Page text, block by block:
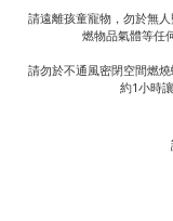
請遠離孩童寵物，勿於無
燃物品氣體等任
請勿於不通風密閉空間燃
約1小時